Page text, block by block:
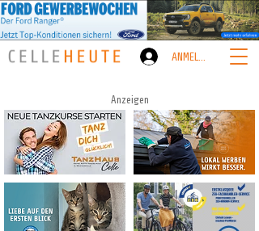
ANMELDEN
Anzeigen